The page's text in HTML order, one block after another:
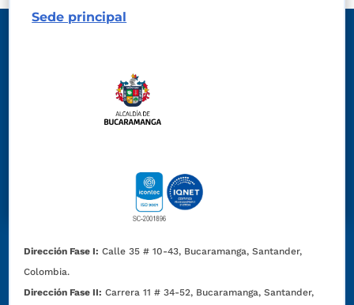
Sede principal
Dirección Fase I: Calle 35 # 10-43, Bucaramanga, Santander,
Colombia.
Dirección Fase II: Carrera 11 # 34-52, Bucaramanga, Santander,